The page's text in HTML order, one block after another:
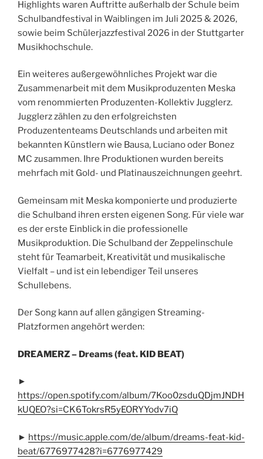
Highlights waren Auftritte außerhalb der Schule beim
Schulbandfestival in Waiblingen im Juli 2025 & 2026,
sowie beim Schülerjazzfestival 2026 in der Stuttgarter
Musikhochschule.
Ein weiteres außergewöhnliches Projekt war die
Zusammenarbeit mit dem Musikproduzenten Meska
vom renommierten Produzenten-Kollektiv Jugglerz.
Jugglerz zählen zu den erfolgreichsten
Produzententeams Deutschlands und arbeiten mit
bekannten Künstlern wie Bausa, Luciano oder Bonez
MC zusammen. Ihre Produktionen wurden bereits
mehrfach mit Gold- und Platinauszeichnungen geehrt.
Gemeinsam mit Meska komponierte und produzierte
die Schulband ihren ersten eigenen Song. Für viele war
es der erste Einblick in die professionelle
Musikproduktion. Die Schulband der Zeppelinschule
steht für Teamarbeit, Kreativität und musikalische
Vielfalt – und ist ein lebendiger Teil unseres
Schullebens.
Der Song kann auf allen gängigen Streaming-
Platzformen angehört werden:
DREAMERZ – Dreams (feat. KID BEAT)
►
https://open.spotify.com/album/7Koo0zsduQDjmJNDH
kUQEO?si=CK6TokrsR5yEORYYodv7iQ
► https://music.apple.com/de/album/dreams-feat-kid-
beat/6776977428?i=6776977429